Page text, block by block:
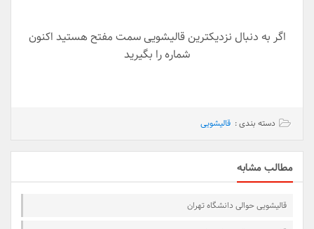
اگر به دنبال نزدیکترین قالیشویی سمت مفتح هستید اکنون
شماره را بگیرید
دسته بندی : قالیشویی
مطالب مشابه
قالیشویی حوالی دانشگاه تهران